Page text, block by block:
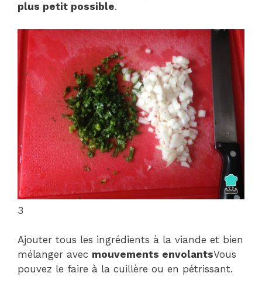
plus petit possible.
3
Ajouter tous les ingrédients à la viande et bien
mélanger avec mouvements envolantsVous
pouvez le faire à la cuillère ou en pétrissant.